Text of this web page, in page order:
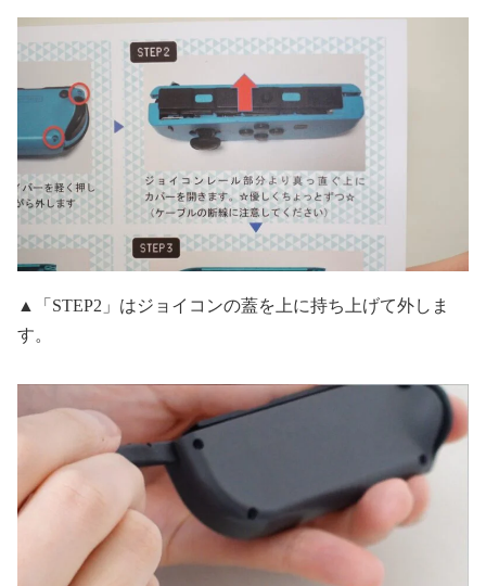
▲「STEP2」はジョイコンの蓋を上に持ち上げて外しま
す。